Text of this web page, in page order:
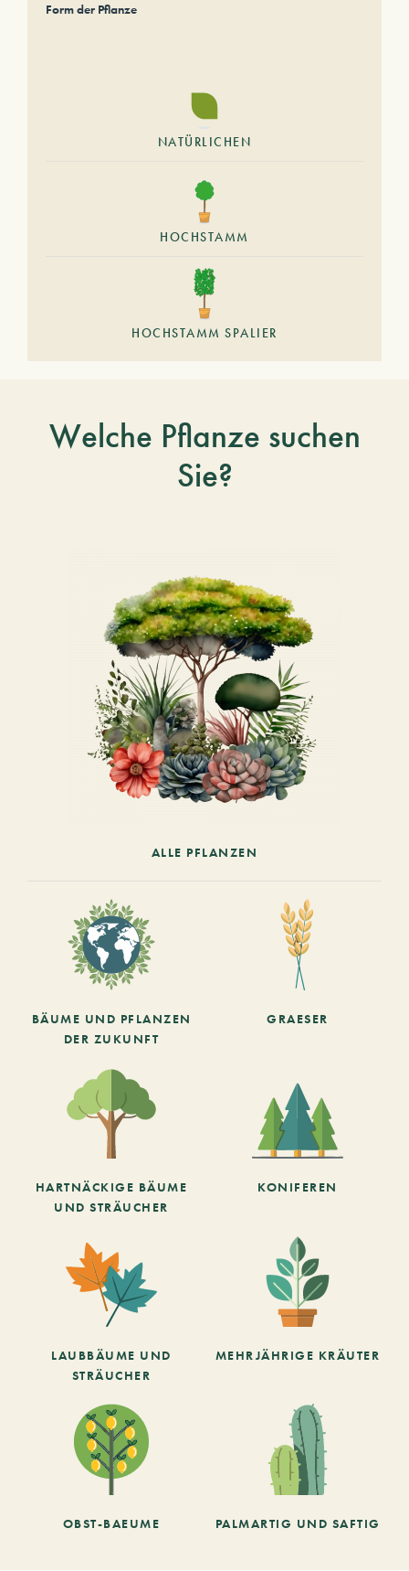
Form der Pflanze
NATÜRLICHEN
HOCHSTAMM
HOCHSTAMM SPALIER
Welche Pflanze suchen
Sie?
ALLE PFLANZEN
BÄUME UND PFLANZEN
DER ZUKUNFT
GRAESER
HARTNÄCKIGE BÄUME
UND STRÄUCHER
KONIFEREN
LAUBBÄUME UND
STRÄUCHER
MEHRJÄHRIGE KRÄUTER
OBST-BAEUME PALMARTIG UND SAFTIG